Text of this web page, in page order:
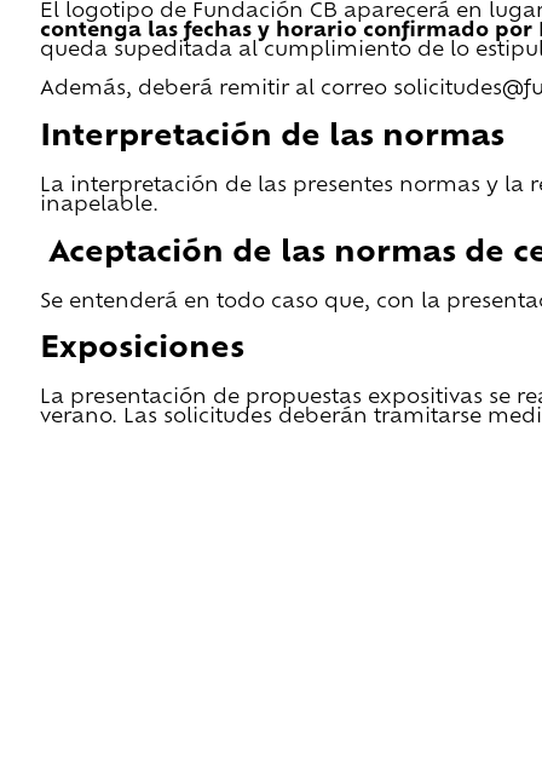
El logotipo de Fundación CB aparecerá en
contenga las fechas y horario confirmado por
queda supeditada al cumplimiento de lo
Además, deberá remitir al correo
Interpretación de las normas
La interpretación de las presentes normas y la
inapelable.
Aceptación de las normas de
Se entenderá en todo caso que, con la
Exposiciones
La presentación de propuestas expositivas se
verano. Las solicitudes deberán tramitarse